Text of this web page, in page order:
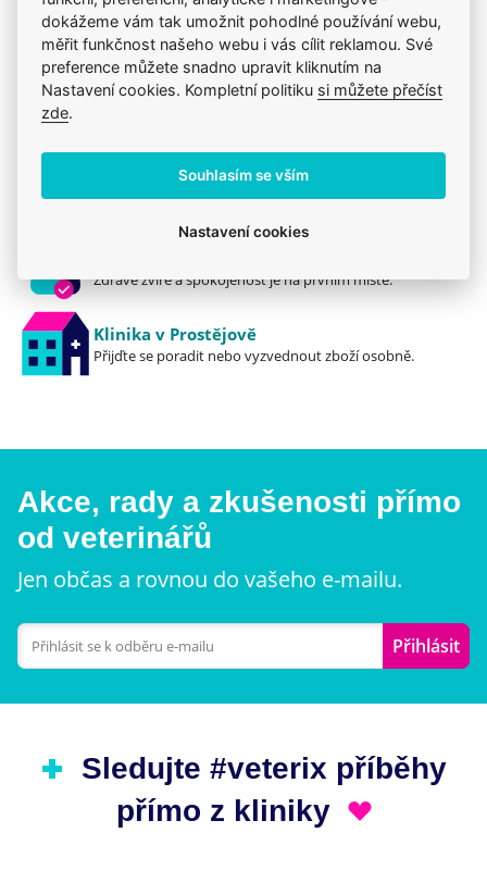
Jsme zkušení veterináři
Vždy odborně poradíme
Pomůžeme s výběrem, výživou i problémem.
Zdravé zvíře a spokojenost je na prvním místě.
Klinika v Prostějově
Přijďte se poradit nebo vyzvednout zboží osobně.
Akce, rady a zkušenosti přímo
od veterinářů
Jen občas a rovnou do vašeho e-mailu.
Přihlásit
Sledujte #veterix příběhy
přímo z kliniky
dokážeme vám tak umožnit pohodlné používání webu,
měřit funkčnost našeho webu i vás cílit reklamou. Své
preference můžete snadno upravit kliknutím na
Nastavení cookies. Kompletní politiku si můžete přečíst
zde.
Souhlasím se vším
Nastavení cookies